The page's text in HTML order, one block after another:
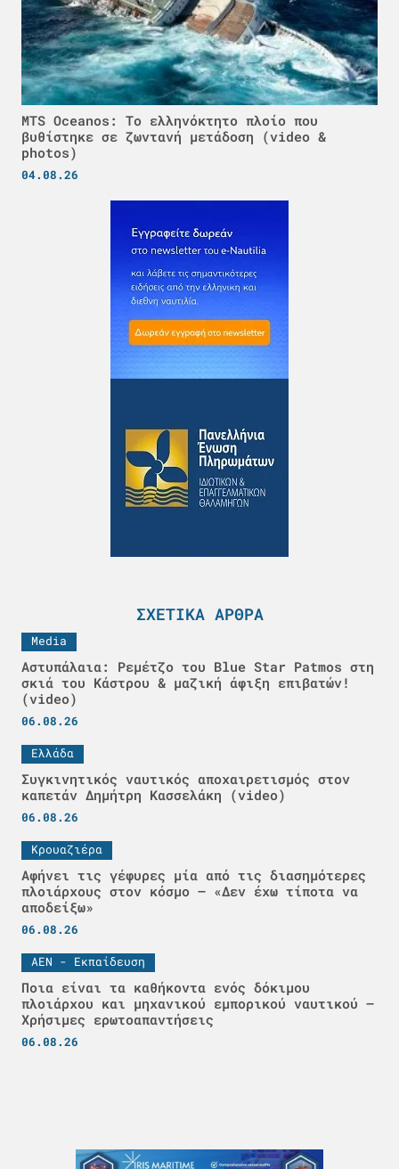
MTS Oceanos: Το ελληνόκτητο πλοίο που
βυθίστηκε σε ζωντανή μετάδοση (video &
photos)
04.08.26
ΣΧΕΤΙΚΆ ΆΡΘΡΑ
Media
Αστυπάλαια: Ρεμέτζο του Blue Star Patmos στη
σκιά του Κάστρου & μαζική άφιξη επιβατών!
(video)
06.08.26
Ελλάδα
Συγκινητικός ναυτικός αποχαιρετισμός στον
καπετάν Δημήτρη Κασσελάκη (video)
06.08.26
Κρουαζιέρα
Αφήνει τις γέφυρες μία από τις διασημότερες
πλοιάρχους στον κόσμο – «Δεν έχω τίποτα να
αποδείξω»
06.08.26
ΑΕΝ - Εκπαίδευση
Ποια είναι τα καθήκοντα ενός δόκιμου
πλοιάρχου και μηχανικού εμπορικού ναυτικού –
Χρήσιμες ερωτοαπαντήσεις
06.08.26